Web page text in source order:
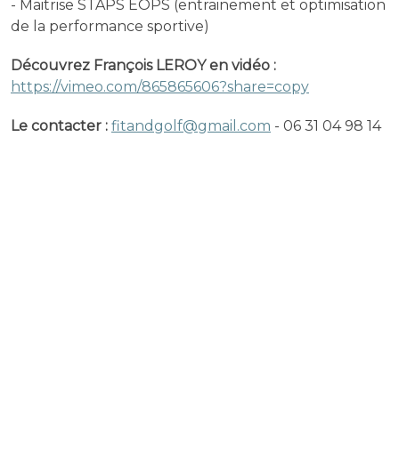
- Maitrise STAPS EOPS (entrainement et optimisation
de la performance sportive)
Découvrez François LEROY en vidéo :
https://vimeo.com/865865606?share=copy
Le contacter : fitandgolf@gmail.com - 06 31 04 98 14